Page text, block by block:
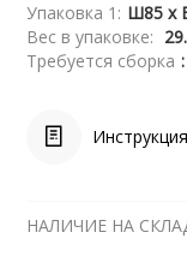
Упаковка 1: Ш85 x
Вес в упаковке:
Требуется сборка
НАЛИЧИЕ НА